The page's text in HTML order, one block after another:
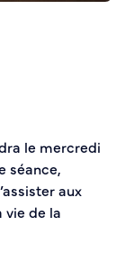
le mercredi
séance,
aux
vie de la